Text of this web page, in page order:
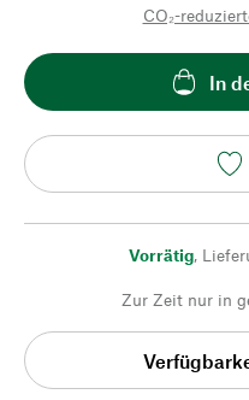
CO₂-
In
Vorrätig,
Zur Zeit nur in